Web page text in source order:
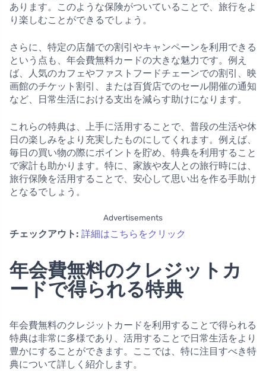
あります。このような保険がついていることで、旅行をよ
り楽しむことができるでしょう。
さらに、特定の店舗での割引やキャンペーンを利用できる
という点も、年会費無料カードの大きな魅力です。例え
ば、人気のカフェやファストフードチェーンでの割引、映
画館のチケット割引、または百貨店でのセール開催の通知
など、日常生活における支出を減らす助けになります。
これらの特典は、上手に活用することで、普段の生活や休
日の楽しみをより充実したものにしてくれます。例えば、
毎日の買い物の際にポイントを貯め、特典を利用すること
で家計も助かります。特に、家族や友人との旅行時には、
旅行保険を活用することで、安心して思い出を作る手助け
となるでしょう。
Advertisements
チェックアウト: 詳細はこちらをクリック
年会費無料のクレジットカ
ードで得られる特典
年会費無料のクレジットカードを利用することで得られる
特典は非常に多様であり、活用することで日常生活をより
豊かにすることができます。ここでは、特に注目すべき特
典について詳しく紹介します。